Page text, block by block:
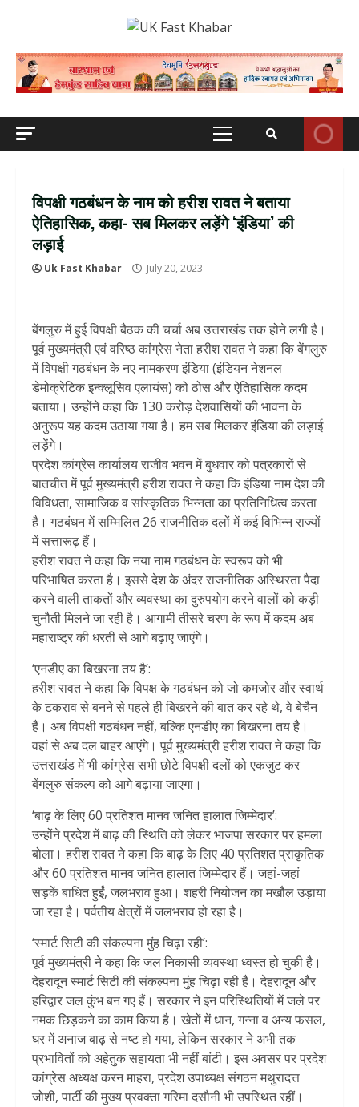
Primary
विपक्षी गठबंधन के नाम को हरीश रावत ने बताया
ऐतिहासिक, कहा- सब मिलकर लड़ेंगे ‘इंडिया’ की
लड़ाई
Uk Fast Khabar July 20, 2023
बेंगलुरु में हुई विपक्षी बैठक की चर्चा अब उत्तराखंड तक होने लगी है।
पूर्व मुख्यमंत्री एवं वरिष्ठ कांग्रेस नेता हरीश रावत ने कहा कि बेंगलुरु
में विपक्षी गठबंधन के नए नामकरण इंडिया (इंडियन नेशनल
डेमोक्रेटिक इन्क्लूसिव एलायंस) को ठोस और ऐतिहासिक कदम
बताया। उन्होंने कहा कि 130 करोड़ देशवासियों की भावना के
अनुरूप यह कदम उठाया गया है। हम सब मिलकर इंडिया की लड़ाई
लड़ेंगे।
प्रदेश कांग्रेस कार्यालय राजीव भवन में बुधवार को पत्रकारों से
बातचीत में पूर्व मुख्यमंत्री हरीश रावत ने कहा कि इंडिया नाम देश की
विविधता, सामाजिक व सांस्कृतिक भिन्नता का प्रतिनिधित्व करता
है। गठबंधन में सम्मिलित 26 राजनीतिक दलों में कई विभिन्न राज्यों
में सत्तारूढ़ हैं।
हरीश रावत ने कहा कि नया नाम गठबंधन के स्वरूप को भी
परिभाषित करता है। इससे देश के अंदर राजनीतिक अस्थिरता पैदा
करने वाली ताकतों और व्यवस्था का दुरुपयोग करने वालों को कड़ी
चुनौती मिलने जा रही है। आगामी तीसरे चरण के रूप में कदम अब
महाराष्ट्र की धरती से आगे बढ़ाए जाएंगे।
‘एनडीए का बिखरना तय है’:
हरीश रावत ने कहा कि विपक्ष के गठबंधन को जो कमजोर और स्वार्थ
के टकराव से बनने से पहले ही बिखरने की बात कर रहे थे, वे बेचैन
हैं। अब विपक्षी गठबंधन नहीं, बल्कि एनडीए का बिखरना तय है।
वहां से अब दल बाहर आएंगे। पूर्व मुख्यमंत्री हरीश रावत ने कहा कि
उत्तराखंड में भी कांग्रेस सभी छोटे विपक्षी दलों को एकजुट कर
बेंगलुरु संकल्प को आगे बढ़ाया जाएगा।
‘बाढ़ के लिए 60 प्रतिशत मानव जनित हालात जिम्मेदार’:
उन्होंने प्रदेश में बाढ़ की स्थिति को लेकर भाजपा सरकार पर हमला
बोला। हरीश रावत ने कहा कि बाढ़ के लिए 40 प्रतिशत प्राकृतिक
और 60 प्रतिशत मानव जनित हालात जिम्मेदार हैं। जहां-जहां
सड़कें बाधित हुईं, जलभराव हुआ। शहरी नियोजन का मखौल उड़ाया
जा रहा है। पर्वतीय क्षेत्रों में जलभराव हो रहा है।
‘स्मार्ट सिटी की संकल्पना मुंह चिढ़ा रही’:
पूर्व मुख्यमंत्री ने कहा कि जल निकासी व्यवस्था ध्वस्त हो चुकी है।
देहरादून स्मार्ट सिटी की संकल्पना मुंह चिढ़ा रही है। देहरादून और
हरिद्वार जल कुंभ बन गए हैं। सरकार ने इन परिस्थितियों में जले पर
नमक छिड़कने का काम किया है। खेतों में धान, गन्ना व अन्य फसल,
घर में अनाज बाढ़ से नष्ट हो गया, लेकिन सरकार ने अभी तक
प्रभावितों को अहेतुक सहायता भी नहीं बांटी। इस अवसर पर प्रदेश
कांग्रेस अध्यक्ष करन माहरा, प्रदेश उपाध्यक्ष संगठन मथुरादत्त
जोशी, पार्टी की मुख्य प्रवक्ता गरिमा दसौनी भी उपस्थित रहीं।